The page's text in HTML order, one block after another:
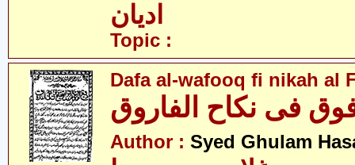
ادیان
Topic :
Dafa al-wafooq fi nikah al
فی نکاح الفاروق
Author : Syed Ghulam